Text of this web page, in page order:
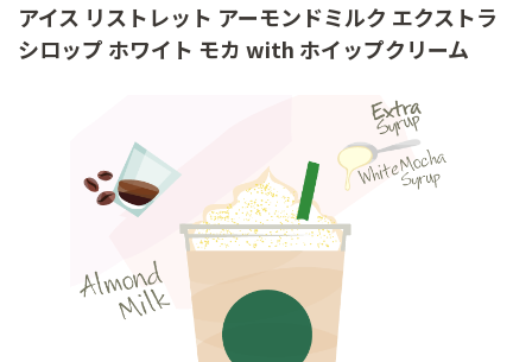
アイス リストレット アーモンドミルク エクストラ
シロップ ホワイト モカ with ホイップクリーム